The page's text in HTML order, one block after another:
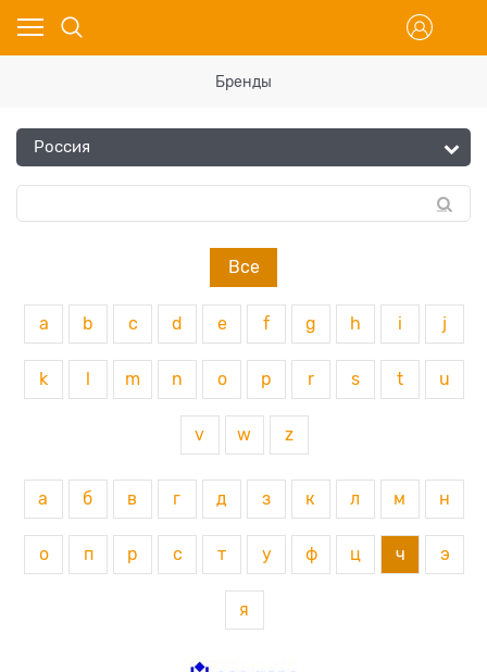
Бренды
Все
a b c d e f g h i j
k m n o p r s t u
v w z
а б в г д з к л м н
о п р с т у ф ц ч э
я